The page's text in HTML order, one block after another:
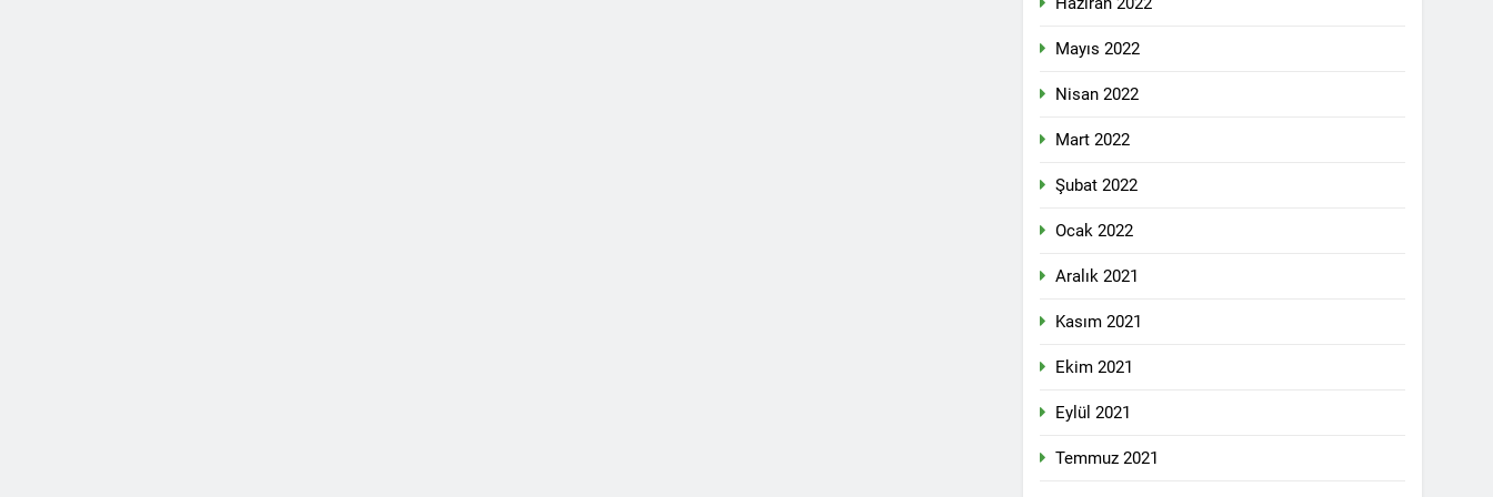
HAK-PAR Genel başkanı Düzgün Kaplan ENKS başkanı Mihemed İsmail ile telefonda görüştü.
Hak ve Özgürlükler Partisi HAK-PAR Parti Meclisi 11 Ocak 2025 tarihinde Ankara Genel Merkez’de toplandı.
HAK-PAR, PSK ve PWK’den ortak konferans.’ KÜRT MESELESİ BARIŞÇIL YOLLARLA VE DİYALOĞLA ÇÖZÜLMELİDİR
11.00de Gazeteciler Cemiyetinde ortaklaştıkları bir metni kamuoyuna sundular. PSK genel başkanı Bayram Bozyel’in açılış
Mayıs 2022
Nisan 2022
Mart 2022
Şubat 2022
Ocak 2022
Aralık 2021
Kasım 2021
Ekim 2021
Eylül 2021
Temmuz 2021